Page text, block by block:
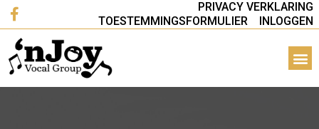
PRIVACY VERKLARING
TOESTEMMINGSFORMULIER
INLOGGEN